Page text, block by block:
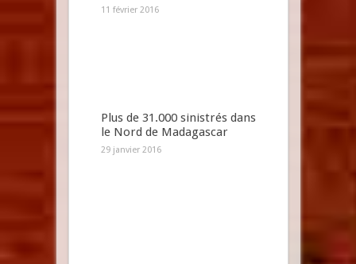
11 février 2016
Plus de 31.000 sinistrés dans
le Nord de Madagascar
29 janvier 2016